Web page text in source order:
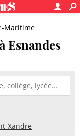
Maritime
Esnandes
Xandre